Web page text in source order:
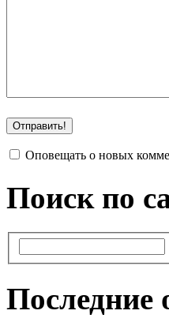
Оповещать о новых
Поиск по
Последние